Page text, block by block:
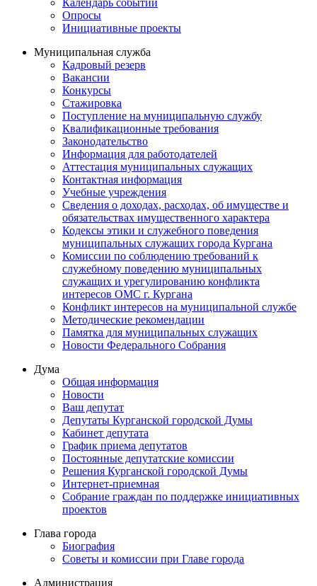
Опросы
Инициативные проекты
Муниципальная служба
Кадровый резерв
Вакансии
Конкурсы
Стажировка
Поступление на муниципальную службу
Квалификационные требования
Законодательство
Информация для работодателей
Аттестация муниципальных служащих
Контактная информация
Учебные учреждения
Сведения о доходах, расходах, об имуществе и
обязательствах имущественного характера
Кодексы этики и служебного поведения
муниципальных служащих города Кургана
Комиссии по соблюдению требований к
служебному поведению муниципальных
служащих и урегулированию конфликта
интересов ОМС г. Кургана
Конфликт интересов на муниципальной службе
Методические рекомендации
Памятка для муниципальных служащих
Новости Федерального Cобрания
Дума
Общая информация
Новости
Ваш депутат
Депутаты Курганской городской Думы
Кабинет депутата
График приема депутатов
Постоянные депутатские комиссии
Решения Курганской городской Думы
Интернет-приемная
Собрание граждан по поддержке инициативных
проектов
Глава города
Биография
Советы и комиссии при Главе города
Администрация